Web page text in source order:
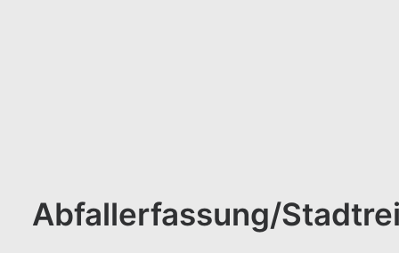
Abfallerfassung/